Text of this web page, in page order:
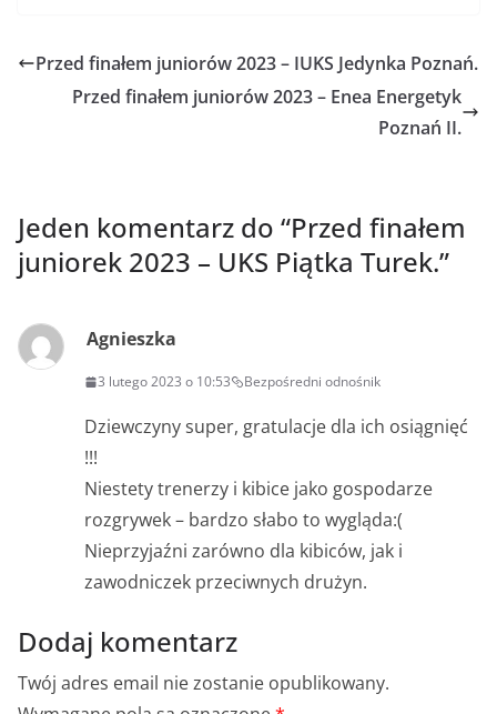
Przed finałem juniorów 2023 – IUKS Jedynka Poznań.
Przed finałem juniorów 2023 – Enea Energetyk
Poznań II.
Jeden komentarz do “Przed finałem
juniorek 2023 – UKS Piątka Turek.”
Agnieszka
3 lutego 2023 o 10:53 Bezpośredni odnośnik
Dziewczyny super, gratulacje dla ich osiągnięć
!!!
Niestety trenerzy i kibice jako gospodarze
rozgrywek – bardzo słabo to wygląda:(
Nieprzyjaźni zarówno dla kibiców, jak i
zawodniczek przeciwnych drużyn.
Dodaj komentarz
Twój adres email nie zostanie opublikowany.